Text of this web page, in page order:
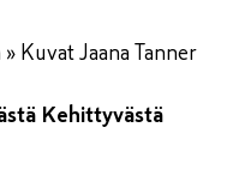
Kuvat Jaana Tanner
Kehittyvästä